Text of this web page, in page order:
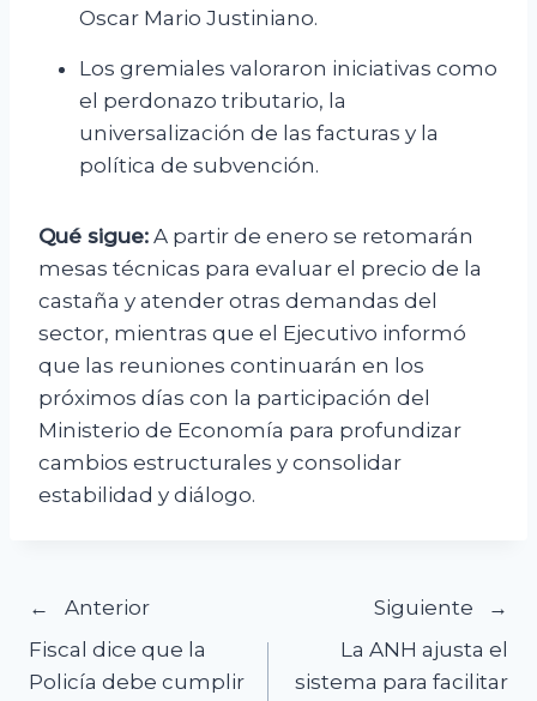
Oscar Mario Justiniano.
Los gremiales valoraron iniciativas como
el perdonazo tributario, la
universalización de las facturas y la
política de subvención.
Qué sigue: A partir de enero se retomarán
mesas técnicas para evaluar el precio de la
castaña y atender otras demandas del
sector, mientras que el Ejecutivo informó
que las reuniones continuarán en los
próximos días con la participación del
Ministerio de Economía para profundizar
cambios estructurales y consolidar
estabilidad y diálogo.
Navegación
de
Anterior
Fiscal dice que la
Policía debe cumplir
Siguiente
La ANH ajusta el
sistema para facilitar